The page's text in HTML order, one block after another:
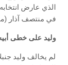
في منتصف آذار
وليد على خطى
لم يخالف وليد